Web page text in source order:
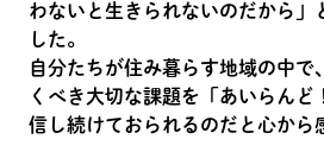
わないと生きられないのだから」
した。
自分たちが住み暮らす地域の中で
くべき大切な課題を「あいらんど
信し続けておられるのだと心から